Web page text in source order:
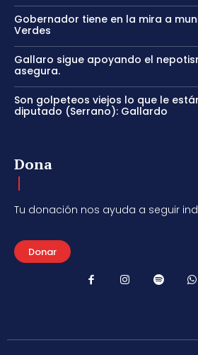
Gobernador tiene en la mira a
Verdes
Gallaro sigue apoyando el
asegura.
Son golpeteos viejos lo que le
diputado (Serrano): Gallardo
Dona
Tu donación nos ayuda a seguir
Donar